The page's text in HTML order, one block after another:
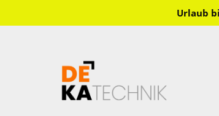
Urlaub